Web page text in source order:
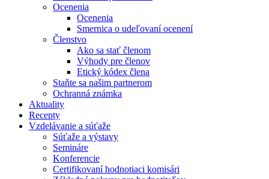
Ocenenia
Ocenenia
Smernica o udeľovaní ocenení
Členstvo
Ako sa stať členom
Výhody pre členov
Etický kódex člena
Staňte sa našim partnerom
Ochranná známka
Aktuality
Recepty
Vzdelávanie a súťaže
Súťaže a výstavy
Semináre
Konferencie
Certifikovaní hodnotiaci komisári